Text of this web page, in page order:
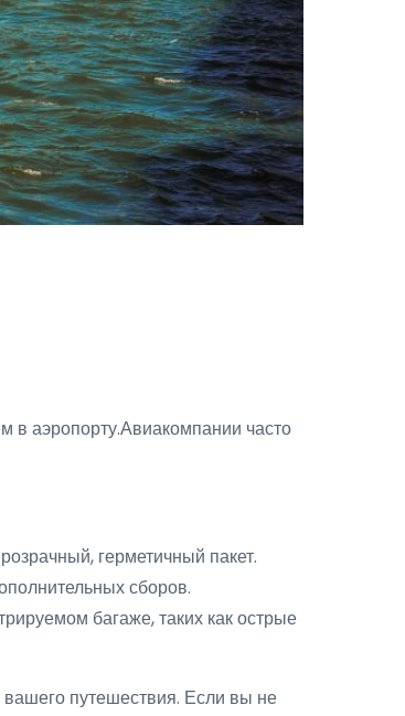
в аэропорту.Авиакомпании часто
герметичный пакет.
сборов.
багаже, таких как острые
вашего путешествия. Если вы не